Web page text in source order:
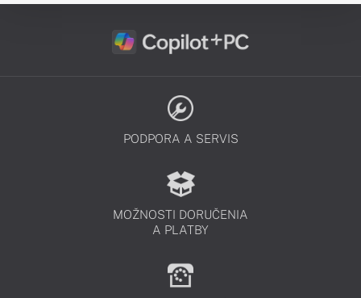
PODPORA A SERVIS
MOŽNOSTI DORUČENIA
A PLATBY